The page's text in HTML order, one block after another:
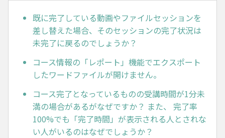
既に完了している動画やファイルセッションを
差し替えた場合、そのセッションの完了状況は
未完了に戻るのでしょうか？
コース情報の「レポート」機能でエクスポート
したワードファイルが開けません。
コース完了となっているものの受講時間が1分未
満の場合があるがなぜですか？ また、 完了率
100%でも「完了時間」が表示される人とされな
い人がいるのはなぜでしょうか？